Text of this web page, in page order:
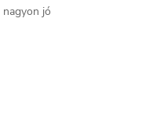
nagyon jó